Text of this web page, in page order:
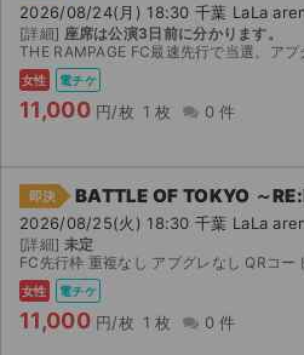
2026/08/24(月) 18:30 千葉 LaLa
[詳細] 座席は公演3日前に分かります。
THE RAMPAGE FC最速先行で当選。アプグレなし。 名義変更不可。公演中止の場
女性 電チケ
11,000 円/枚 1 枚 0 件
即決 BATTLE OF TOKYO ～
2026/08/25(火) 18:30 千葉 LaLa
[詳細] 未定
FC先行枠 重複なし アプグレなし QRコードでのお譲りに
女性 電チケ
11,000 円/枚 1 枚 0 件